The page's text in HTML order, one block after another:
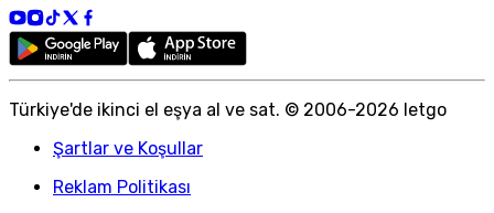
Türkiye'de ikinci el eşya al ve sat. © 2006-2026 letgo
Şartlar ve Koşullar
Reklam Politikası